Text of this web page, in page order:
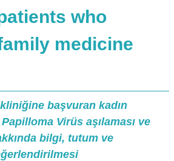
who
medicine
başvuran kadın
Virüs aşılaması ve
bilgi, tutum ve